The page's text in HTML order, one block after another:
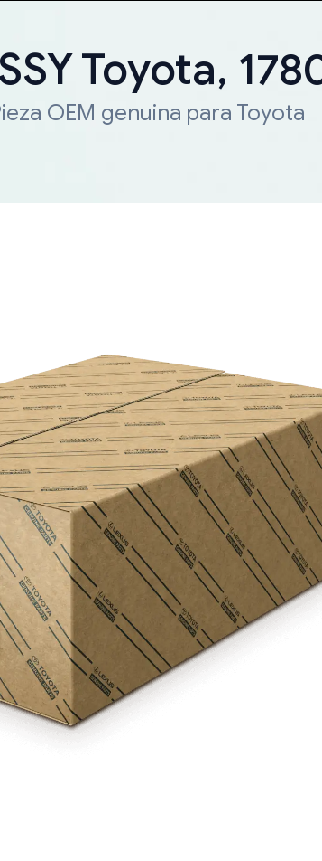
Toyota,
OEM genuina para Toyota